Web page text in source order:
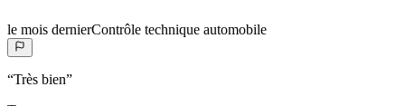
le mois dernierContrôle technique automobile
“Très bien”